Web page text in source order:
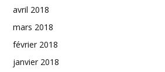
avril 2018
mars 2018
février 2018
janvier 2018